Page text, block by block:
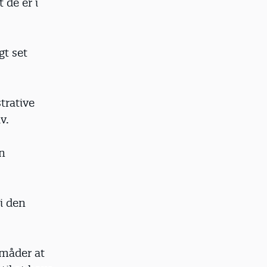
set
den
at